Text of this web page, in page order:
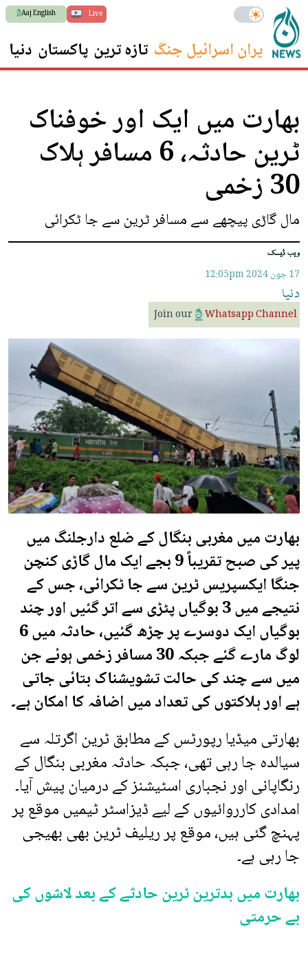
Live
Aaj English
ایران اسرائیل جنگ تازہ ترین پاکستان دنیا
بھارت میں ایک اور خوفناک
ٹرین حادثہ، 6 مسافر ہلاک
30 زخمی
مال گاڑی پیچھے سے مسافر ٹرین سے جا ٹکرائی
ویب ڈیسک
17 جون 2024 12:05pm
دنیا
Join our Whatsapp Channel
بھارت میں مغربی بنگال کے ضلع دارجلنگ میں
پیر کی صبح تقریباً 9 بجے ایک مال گاڑی کنچن
جنگا ایکسپریس ٹرین سے جا ٹکرائی، جس کے
نتیجے میں 3 بوگیاں پٹڑی سے اتر گئیں اور چند
بوگیاں ایک دوسرے پر چڑھ گئیں، حادثہ میں 6
لوگ مارے گئے جبکہ 30 مسافر زخمی ہوئے جن
میں سے چند کی حالت تشویشناک بتائی جاتی
ہے اور ہلاکتوں کی تعداد میں اضافہ کا امکان ہے۔
بھارتی میڈیا رپورٹس کے مطابق ٹرین اگرتلہ سے
سیالدہ جا رہی تھی، جبکہ حادثہ مغربی بنگال کے
رنگاپانی اور نجباری اسٹیشنز کے درمیان پیش آیا۔
امدادی کارروائیوں کے لیے ڈیزاسٹر ٹیمیں موقع پر
پہنچ گئی ہیں، موقع پر ریلیف ٹرین بھی بھیجی
جا رہی ہے۔
بھارت میں بدترین ٹرین حادثے کے بعد لاشوں کی
بے حرمتی